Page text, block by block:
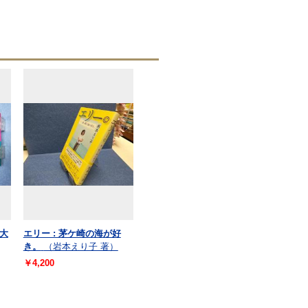
エリー : 茅ケ崎の海が好
き。
（岩本えり子 著）
￥4,200